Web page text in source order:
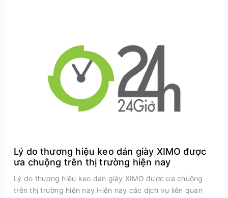
Lý do thương hiệu keo dán giày XIMO được
ưa chuộng trên thị trường hiện nay
Lý do thương hiệu keo dán giày XIMO được ưa chuộng
trên thị trường hiện nay Hiện nay các dịch vụ liên quan